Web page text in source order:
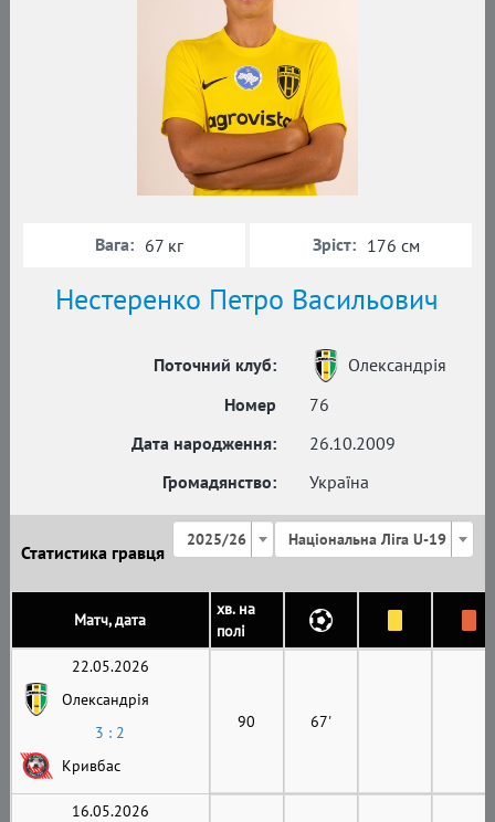
Нестеренко Петро Васильович
Поточний клуб:
Олександрія
Номер
76
Дата народження:
26.10.2009
Громадянство:
Україна
Вага: 67 кг Зріст: 176 см
Статистика гравця
2025/26 Національна Ліга U-19
Матч, дата
хв. на
полі
22.05.2026
Олександрія
3 : 2
Кривбас
90 67'
16.05.2026